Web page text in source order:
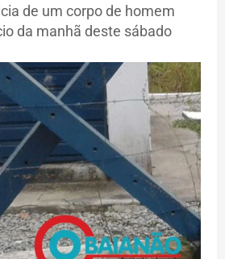
de um corpo de homem
da manhã deste sábado